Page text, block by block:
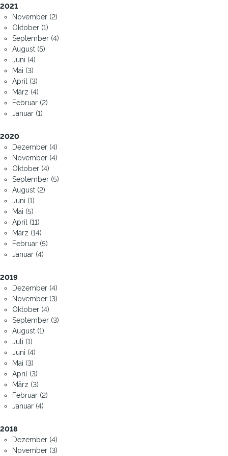
2021
November (2)
Oktober (1)
September (4)
August (5)
Juni (4)
Mai (3)
April (3)
März (4)
Februar (2)
Januar (1)
2020
Dezember (4)
November (4)
Oktober (4)
September (5)
August (2)
Juni (1)
Mai (5)
April (11)
März (14)
Februar (5)
Januar (4)
2019
Dezember (4)
November (3)
Oktober (4)
September (3)
August (1)
Juli (1)
Juni (4)
Mai (3)
April (3)
März (3)
Februar (2)
Januar (4)
2018
Dezember (4)
November (3)